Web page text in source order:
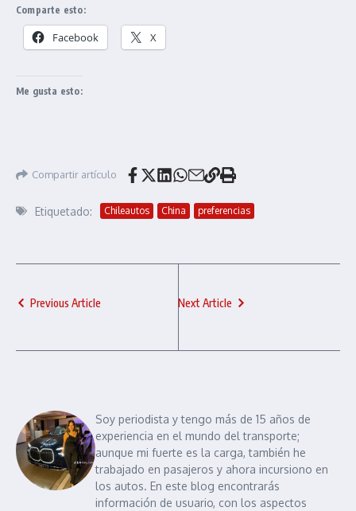
Comparte esto:
Facebook X
Me gusta esto:
Compartir artículo
Etiquetado: Chileautos China preferencias
Previous Article Next Article
Soy periodista y tengo más de 15 años de
experiencia en el mundo del transporte;
aunque mi fuerte es la carga, también he
trabajado en pasajeros y ahora incursiono en
los autos. En este blog encontrarás
información de usuario, con los aspectos